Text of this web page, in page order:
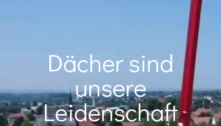
Dächer sind
unsere
Leidenschaft